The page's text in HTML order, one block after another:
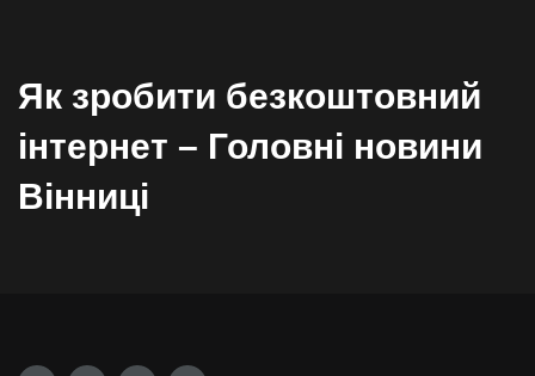
Як зробити безкоштовний
інтернет – Головні новини
Вінниці